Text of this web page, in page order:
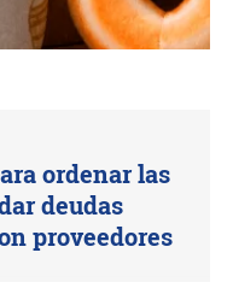
ordenar las
deudas
proveedores